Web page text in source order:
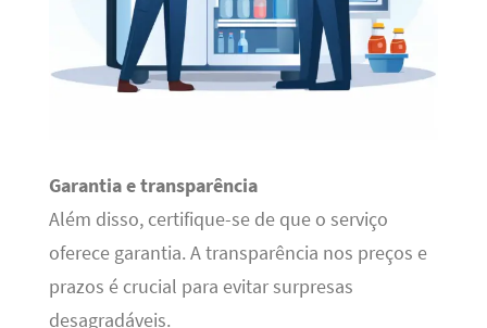
Garantia e transparência
Além disso, certifique-se de que o serviço
oferece garantia. A transparência nos preços e
prazos é crucial para evitar surpresas
desagradáveis.